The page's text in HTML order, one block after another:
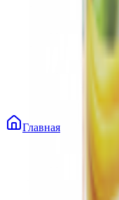
Главная